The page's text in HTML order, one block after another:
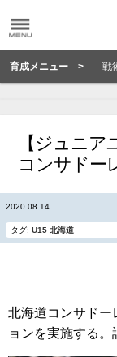
育成メニュー > 戦
【ジュニ
コンサドー
2020.08.14
タグ: U15 北海道
北海道コンサドー
ョンを実施する。